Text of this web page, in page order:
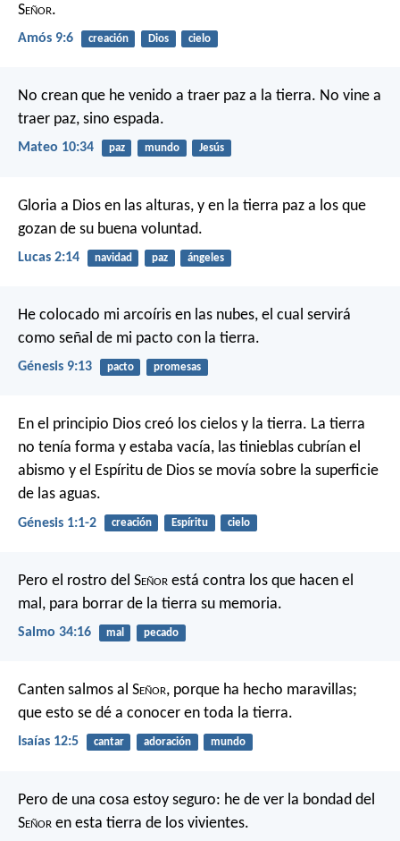
Señor.
Amós 9:6 creación Dios cielo
No crean que he venido a traer paz a la tierra. No vine a
traer paz, sino espada.
Mateo 10:34 paz mundo Jesús
Gloria a Dios en las alturas, y en la tierra paz a los que
gozan de su buena voluntad.
Lucas 2:14 navidad paz ángeles
He colocado mi arcoíris en las nubes, el cual servirá
como señal de mi pacto con la tierra.
Génesis 9:13 pacto promesas
En el principio Dios creó los cielos y la tierra. La tierra
no tenía forma y estaba vacía, las tinieblas cubrían el
abismo y el Espíritu de Dios se movía sobre la superficie
de las aguas.
Génesis 1:1-2 creación Espíritu cielo
Pero el rostro del Señor está contra los que hacen el
mal, para borrar de la tierra su memoria.
Salmo 34:16 mal pecado
Canten salmos al Señor, porque ha hecho maravillas;
que esto se dé a conocer en toda la tierra.
Isaías 12:5 cantar adoración mundo
Pero de una cosa estoy seguro: he de ver la bondad del
Señor en esta tierra de los vivientes.